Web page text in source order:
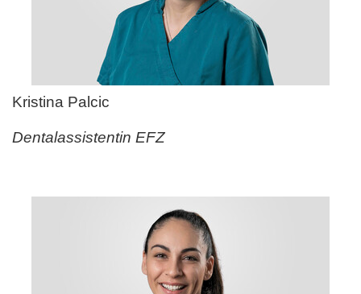
Kristina Palcic
Dentalassistentin EFZ